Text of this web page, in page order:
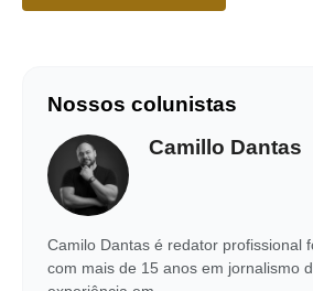
Nossos colunistas
Camillo Dantas
Camilo Dantas é redator profissional
com mais de 15 anos em jornalismo